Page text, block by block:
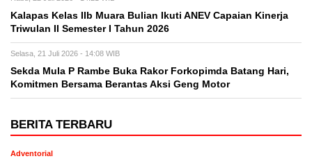
Kalapas Kelas IIb Muara Bulian Ikuti ANEV Capaian Kinerja
Triwulan II Semester I Tahun 2026
Selasa, 21 Juli 2026 - 14:08 WIB
Sekda Mula P Rambe Buka Rakor Forkopimda Batang Hari,
Komitmen Bersama Berantas Aksi Geng Motor
BERITA TERBARU
Adventorial